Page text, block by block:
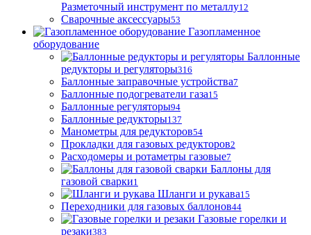
Разметочный инструмент по металлу12
Сварочные аксессуары53
Газопламенное
оборудование
Баллонные
редукторы и регуляторы316
Баллонные заправочные устройства7
Баллонные подогреватели газа15
Баллонные регуляторы94
Баллонные редукторы137
Манометры для редукторов54
Прокладки для газовых редукторов2
Расходомеры и ротаметры газовые7
Баллоны для
газовой сварки1
Шланги и рукава15
Переходники для газовых баллонов44
Газовые горелки и
резаки383